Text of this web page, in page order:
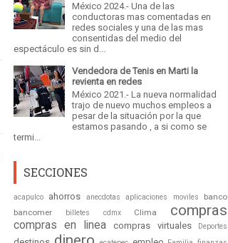
México 2024.- Una de las
conductoras mas comentadas en
redes sociales y una de las mas
consentidas del medio del
espectáculo es sin d...
Vendedora de Tenis en Marti la
revienta en redes
México 2021.- La nueva normalidad
trajo de nuevo muchos empleos a
pesar de la situación por la que
estamos pasando , a si como se
termi...
SECCIONES
acapulco ahorros anecdotas aplicaciones moviles
banco
bancomer
billetes cdmx Clima compras
compras en linea compras virtuales Deportes